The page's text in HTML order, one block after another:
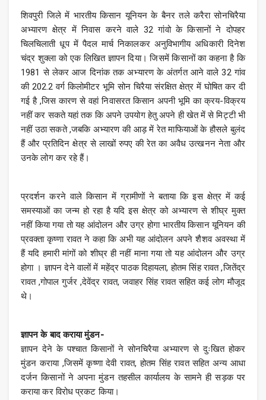
शिवपुरी जिले में भारतीय किसान यूनियन के बैनर तले करैरा सोनचिरैया
अभ्यारण क्षेत्र में निवास करने वाले 32 गांवो के किसानों ने दोपहर
चिलचिलाती धूप में पैदल मार्च निकालकर अनुविभागीय अधिकारी दिनेश
चंद्र शुक्ला को एक लिखित ज्ञापन दिया। जिसमें किसानों का कहना है कि
1981 से लेकर आज दिनांक तक अभ्यारण के अंतर्गत आने वाले 32 गांव
की 202.2 वर्ग किलोमीटर भूमि सोन चिरैया संरक्षित क्षेत्र में घोषित कर दी
गई है ,जिस कारण से वहां निवासरत किसान अपनी भूमि का क्रय-विक्रय
नहीं कर सकते यहां तक कि अपने उपयोग हेतु अपने ही खेत में से मिट्टी भी
नहीं उठा सकते ,जबकि अभ्यारण की आड़ में रेत माफियाओं के हौसले बुलंद
हैं और प्रतिदिन क्षेत्र से लाखों रुपए की रेत का अवैध उत्खनन नेता और
उनके लोग कर रहे हैं।
प्रदर्शन करने वाले किसान में ग्रामीणों ने बताया कि इस क्षेत्र में कई
समस्याओं का जन्म हो रहा है यदि इस क्षेत्र को अभ्यारण से शीघ्र मुक्त
नहीं किया गया तो यह आंदोलन और उग्र होगा भारतीय किसान यूनियन की
प्रवक्ता कृष्णा रावत ने कहा कि अभी यह आंदोलन अपने शैशव अवस्था में
हैं यदि हमारी मांगों को शीघ्र ही नहीं माना गया तो यह आंदोलन और उग्र
होगा । ज्ञापन देने वालों में महेंद्र पाठक दिहायला, होतम सिंह रावत ,जितेंद्र
रावत ,गोपाल गुर्जर ,देवेंद्र रावत, जवाहर सिंह रावत सहित कई लोग मौजूद
थे।
ज्ञापन के बाद कराया मुंडन-
ज्ञापन देने के पश्चात किसानों ने सोनचिरैया अभ्यारण से दुःखित होकर
मुंडन कराया ,जिसमें कृष्णा देवी रावत, होतम सिंह रावत सहित अन्य आधा
दर्जन किसानों ने अपना मुंडन तहसील कार्यालय के सामने ही सड़क पर
कराया कर विरोध प्रकट किया।